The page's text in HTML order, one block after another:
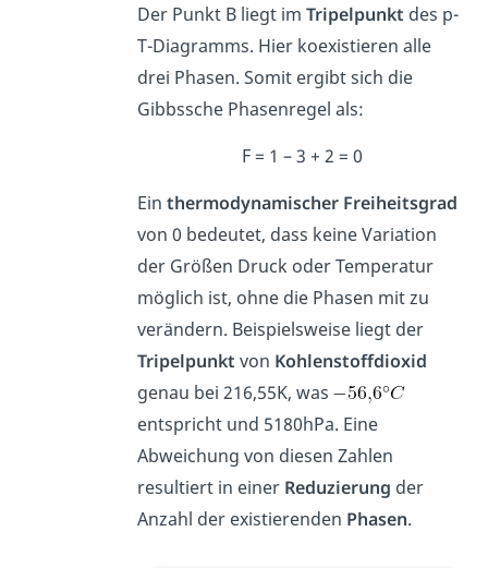
Der Punkt B liegt imTripelpunkt des p-
T-Diagramms. Hier koexistieren alle
drei Phasen. Somit ergibt sich die
Gibbssche Phasenregel als:
F = 1 – 3 + 2 = 0
Ein thermodynamischer Freiheitsgrad
von 0 bedeutet, dass keine Variation
der Größen Druck oder Temperatur
möglich ist, ohne die Phasen mit zu
verändern. Beispielsweise liegt der
Tripelpunkt von Kohlenstoffdioxid
genau bei 216,55K, was
entspricht und 5180hPa. Eine
Abweichung von diesen Zahlen
resultiert in einer Reduzierung der
Anzahl der existierenden Phasen.